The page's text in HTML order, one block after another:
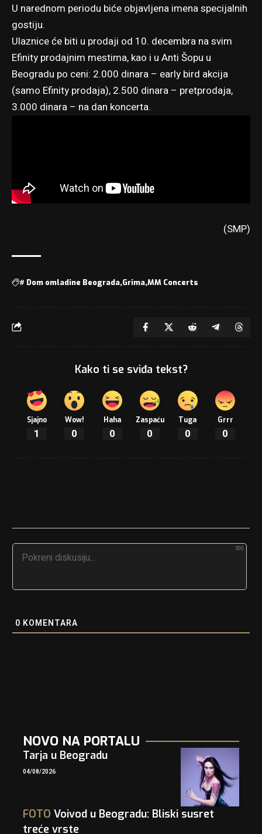
U narednom periodu biće objavljena imena specijalnih
gostiju.
Ulaznice će biti u prodaji od 10. decembra na svim
Efinity prodajnim mestima, kao i u Anti Šopu u
Beogradu po ceni: 2.000 dinara – early bird akcija
(samo Efinity prodaja), 2.500 dinara – pretprodaja,
3.000 dinara – na dan koncerta.
(SMP)
# Dom omladine Beograda Grima MM Concerts
Kako ti se sviđa tekst?
Sjajno
1
Wow!
0
Haha
0
Zaspaću
0
Tuga
0
Grrr
0
500
0 KOMENTARA
NOVO NA PORTALU
Tarja u Beogradu
04/08/2026
FOTO Voivod u Beogradu: Bliski susret
treće vrste